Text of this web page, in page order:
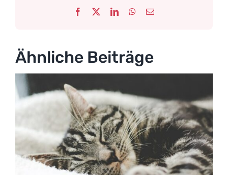
Facebook LinkedInWhatsApp
E-
Ähnliche Beiträge